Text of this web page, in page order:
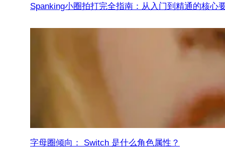
Spanking小圈拍打完全指南：从入门到精通的核心
字母圈倾向： Switch 是什么角色属性？